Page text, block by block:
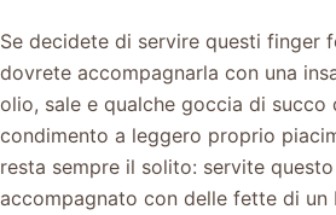
Se decidete di servire questi finger
dovrete accompagnarla con una
olio, sale e qualche goccia di succo
condimento a leggero proprio
resta sempre il solito: servite
accompagnato con delle fette di un